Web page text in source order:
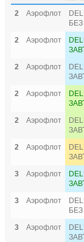
2 Аэрофлот
2
Аэрофлот
2
Аэрофлот
2
Аэрофлот
2
Аэрофлот
2
Аэрофлот
3
Аэрофлот
3
Аэрофлот
3
Аэрофлот